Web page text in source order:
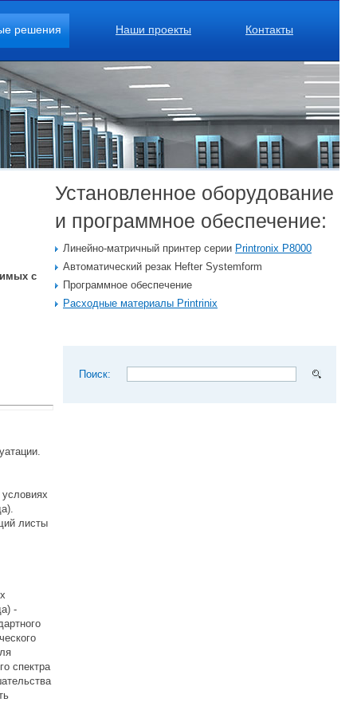
решения Наши проекты Контакты
с
листы
-
спектра
Установленное оборудование
и программное обеспечение:
Линейно-матричный принтер серии Printronix P8000
Автоматический резак Hefter Systemform
Программное обеспечение
Расходные материалы Printrinix
Поиск: